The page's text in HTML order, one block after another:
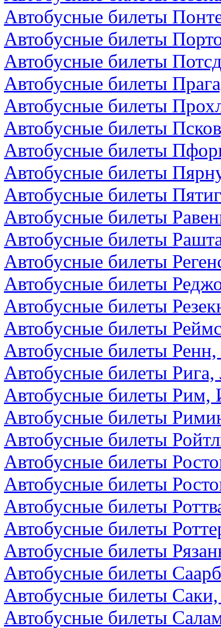
Автобусные билеты
Автобусные билеты
Автобусные билеты
Автобусные билеты
Автобусные билеты
Автобусные билеты
Автобусные билеты
Автобусные билеты
Автобусные билеты
Автобусные билеты
Автобусные билеты
Автобусные билеты
Автобусные билеты
Автобусные билеты
Автобусные билеты
Автобусные билеты
Автобусные билеты Рига,
Автобусные билеты Рим,
Автобусные билеты
Автобусные билеты
Автобусные билеты
Автобусные билеты
Автобусные билеты
Автобусные билеты
Автобусные билеты
Автобусные билеты
Автобусные билеты
Автобусные билеты